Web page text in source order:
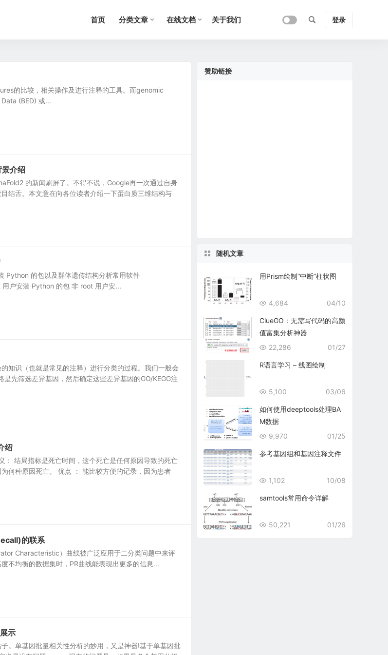
首页 分类文章 在线文档 关于我们 登录
的比较，相关操作及进行注释的工具。而genomic
(BED) 或...
介绍
的新闻刷屏了。不得不说，Google再一次通过自身
结舌。本文意在向各位读者介绍一下蛋白质三维结构与
Python 的包以及群体遗传结构分析常用软件
户安装 Python 的包 非 root 用户安...
知识（也就是常见的注释）进行分类的过程。我们一般会
是先筛选差异基因，然后确定这些差异基因的GO/KEGG注
绍
： 结局指标是死亡时间，这个死亡是任何原因导致的死亡
何种原因死亡。 优点 ： 能比较方便的记录，因为患者
的联系
Characteristic）曲线被广泛应用于二分类问题中来评
不均衡的数据集时，PR曲线能表现出更多的信息...
示
。单基因批量相关性分析的妙用，又是神器!基于单基因批
赞助链接
随机文章
用Prism绘制“中断”柱状图
04/10
4,684
ClueGO：无需写代码的高颜
值富集分析神器
01/27
22,286
R语言学习 – 线图绘制
03/06
5,100
如何使用deeptools处理BA
M数据
01/25
9,970
参考基因组和基因注释文件
10/08
1,102
samtools常用命令详解
01/26
50,221